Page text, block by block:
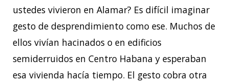
ustedes vivieron en Alamar? Es difícil imaginar
gesto de desprendimiento como ese. Muchos de
ellos vivían hacinados o en edificios
semiderruidos en Centro Habana y esperaban
esa vivienda hacía tiempo. El gesto cobra otra